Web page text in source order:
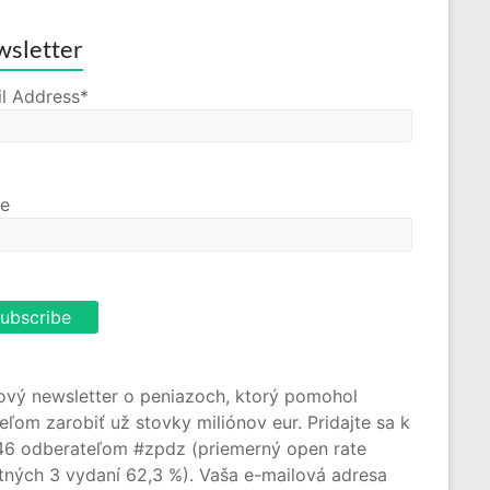
Address*
newsletter o peniazoch, ktorý pomohol
zarobiť už stovky miliónov eur. Pridajte sa k
odberateľom #zpdz (priemerný open rate
3 vydaní 62,3 %). Vaša e-mailová adresa